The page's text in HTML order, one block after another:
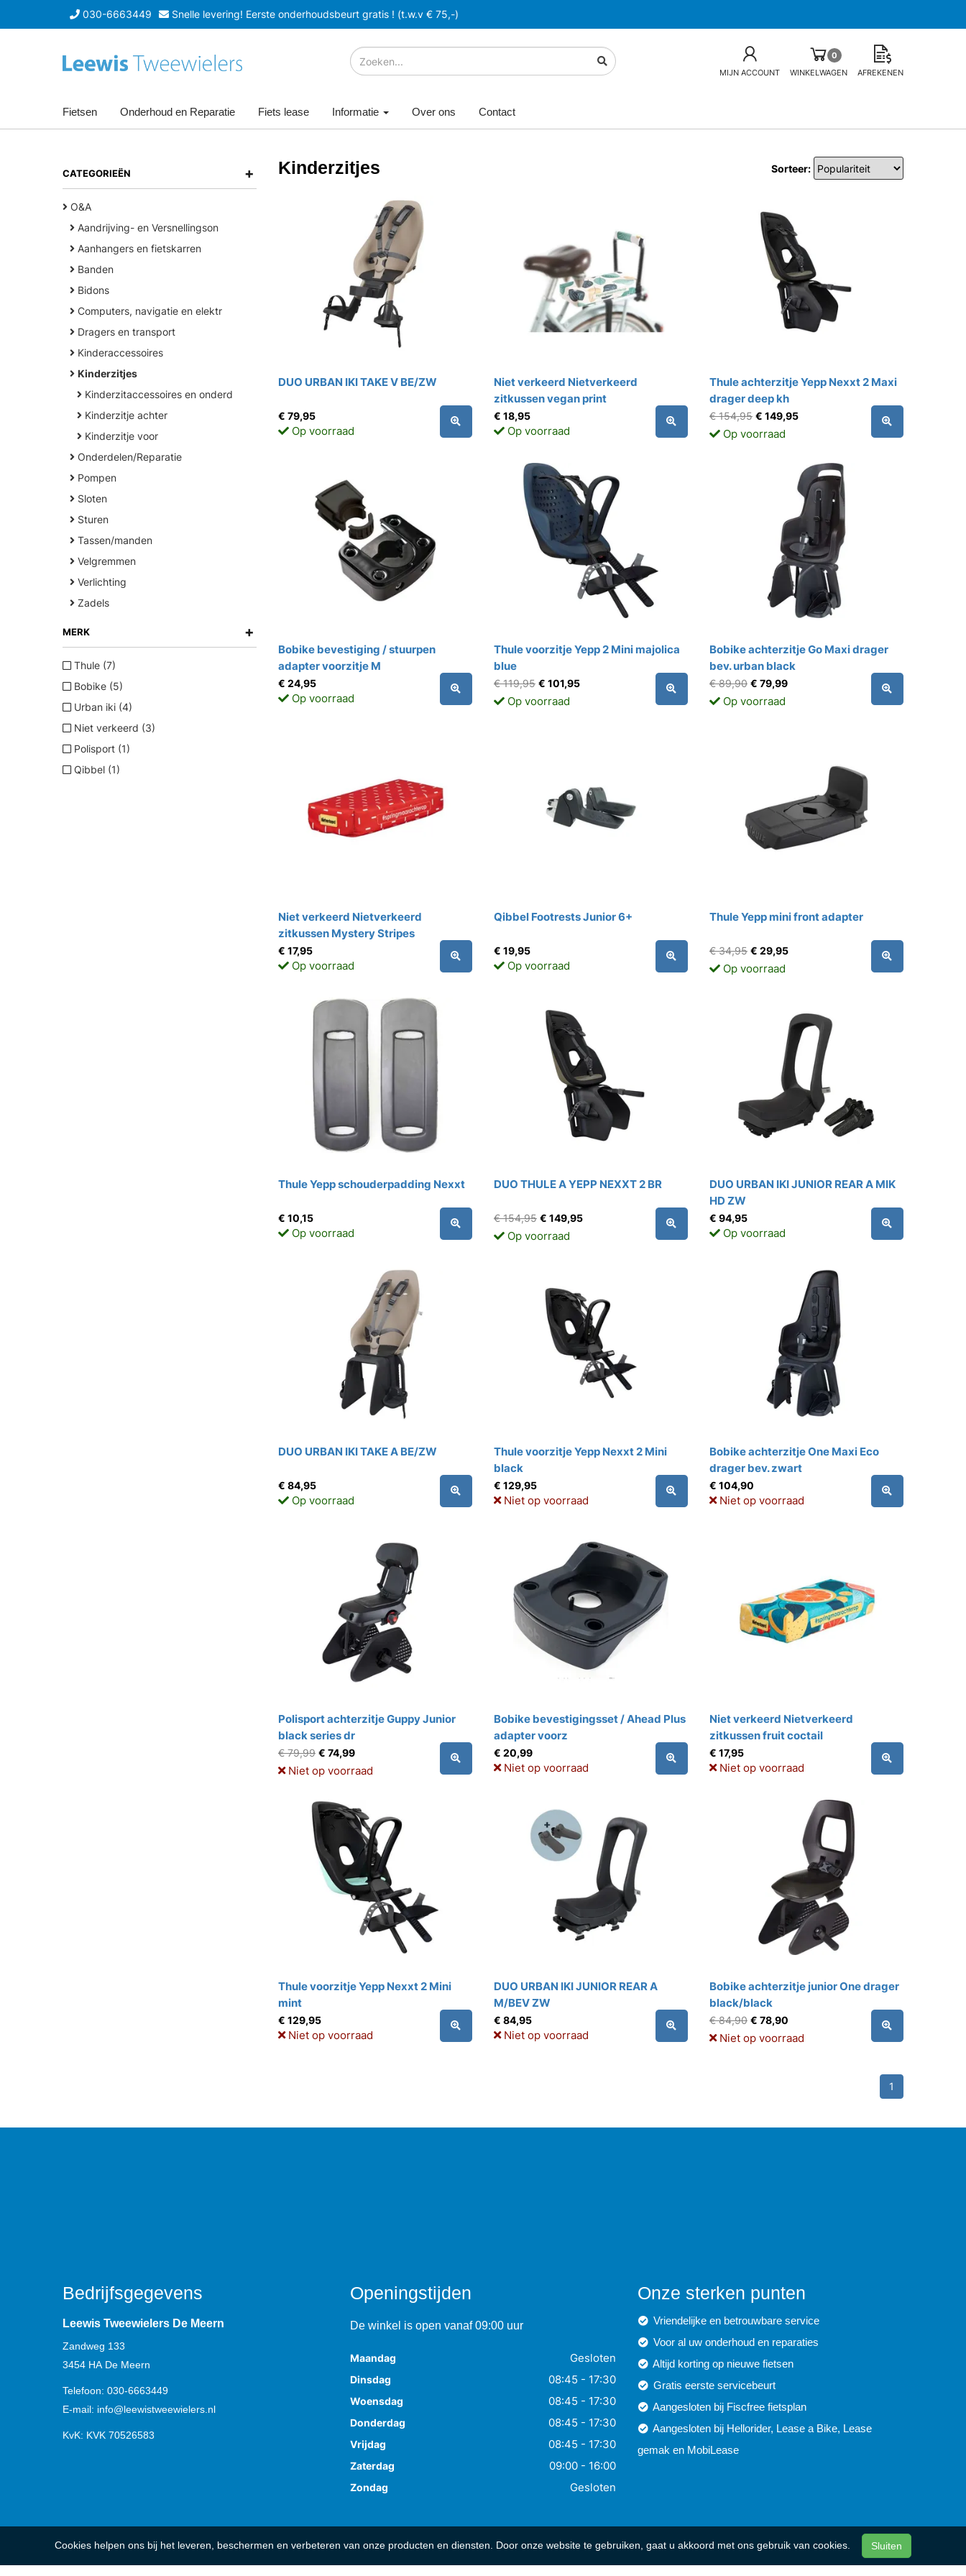
030-6663449 Snelle levering! Eerste onderhoudsbeurt gratis ! (t.w.v € 75,-)
MIJN ACCOUNT
0
WINKELWAGEN
AFREKENEN
Fietsen Onderhoud en Reparatie Fiets lease Informatie Over ons Contact
CATEGORIEËN +
O&A
Aandrijving- en Versnellingson
Aanhangers en fietskarren
Banden
Bidons
Computers, navigatie en elektr
Dragers en transport
Kinderaccessoires
Kinderzitjes
Kinderzitaccessoires en onderd
Kinderzitje achter
Kinderzitje voor
Onderdelen/Reparatie
Pompen
Sloten
Sturen
Tassen/manden
Velgremmen
Verlichting
Zadels
MERK +
Thule (7)
Bobike (5)
Urban iki (4)
Niet verkeerd (3)
Polisport (1)
Qibbel (1)
Kinderzitjes Sorteer:
DUO URBAN IKI TAKE V BE/ZW
€ 79,95
Op voorraad
Niet verkeerd Nietverkeerd
zitkussen vegan print
€ 18,95
Op voorraad
Thule achterzitje Yepp Nexxt 2 Maxi
drager deep kh
€ 154,95 € 149,95
Op voorraad
Bobike bevestiging / stuurpen
adapter voorzitje M
€ 24,95
Op voorraad
Thule voorzitje Yepp 2 Mini majolica
blue
€ 119,95 € 101,95
Op voorraad
Bobike achterzitje Go Maxi drager
bev. urban black
€ 89,90 € 79,99
Op voorraad
Niet verkeerd Nietverkeerd
zitkussen Mystery Stripes
€ 17,95
Op voorraad
Qibbel Footrests Junior 6+
€ 19,95
Op voorraad
Thule Yepp mini front adapter
€ 34,95 € 29,95
Op voorraad
Thule Yepp schouderpadding Nexxt
€ 10,15
Op voorraad
DUO THULE A YEPP NEXXT 2 BR
€ 154,95 € 149,95
Op voorraad
DUO URBAN IKI JUNIOR REAR A MIK
HD ZW
€ 94,95
Op voorraad
DUO URBAN IKI TAKE A BE/ZW
€ 84,95
Op voorraad
Thule voorzitje Yepp Nexxt 2 Mini
black
€ 129,95
Niet op voorraad
Bobike achterzitje One Maxi Eco
drager bev. zwart
€ 104,90
Niet op voorraad
Polisport achterzitje Guppy Junior
black series dr
€ 79,99 € 74,99
Niet op voorraad
Bobike bevestigingsset / Ahead Plus
adapter voorz
€ 20,99
Niet op voorraad
Niet verkeerd Nietverkeerd
zitkussen fruit coctail
€ 17,95
Niet op voorraad
Thule voorzitje Yepp Nexxt 2 Mini
mint
€ 129,95
Niet op voorraad
DUO URBAN IKI JUNIOR REAR A
M/BEV ZW
€ 84,95
Niet op voorraad
Bobike achterzitje junior One drager
black/black
€ 84,90 € 78,90
Niet op voorraad
1
Bedrijfsgegevens
Leewis Tweewielers De Meern
Zandweg 133
3454 HA De Meern
Telefoon: 030-6663449
E-mail: info@leewistweewielers.nl
KvK: KVK 70526583
Openingstijden
De winkel is open vanaf 09:00 uur
Maandag Gesloten
Dinsdag 08:45 - 17:30
Woensdag 08:45 - 17:30
Donderdag 08:45 - 17:30
Vrijdag 08:45 - 17:30
Zaterdag 09:00 - 16:00
Zondag Gesloten
Onze sterken punten
Vriendelijke en betrouwbare service
Voor al uw onderhoud en reparaties
Altijd korting op nieuwe fietsen
Gratis eerste servicebeurt
Aangesloten bij Fiscfree fietsplan
Aangesloten bij Hellorider, Lease a Bike, Lease
gemak en MobiLease
Cookies helpen ons bij het leveren, beschermen en verbeteren van onze producten en diensten. Door onze website te gebruiken, gaat u akkoord met ons gebruik van cookies. Sluiten